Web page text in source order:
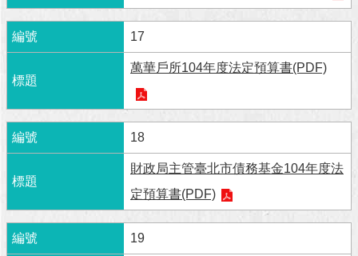
陳
情
系
民
參
與
區
臺
北
旅
17
萬華戶所104年度法定預算書(PDF)
18
財政局主管臺北市債務基金104年度法
定預算書(PDF)
19